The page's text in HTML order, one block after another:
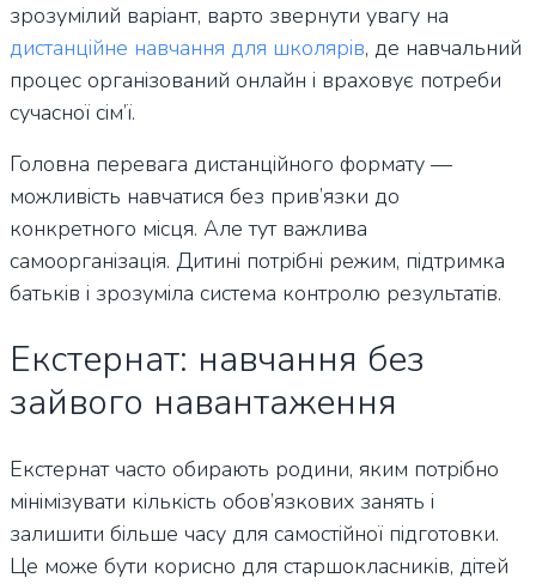
зрозумілий варіант, варто звернути увагу на
дистанційне навчання для школярів, де навчальний
процес організований онлайн і враховує потреби
сучасної сім’ї.
Головна перевага дистанційного формату —
можливість навчатися без прив’язки до
конкретного місця. Але тут важлива
самоорганізація. Дитині потрібні режим, підтримка
батьків і зрозуміла система контролю результатів.
Екстернат: навчання без
зайвого навантаження
Екстернат часто обирають родини, яким потрібно
мінімізувати кількість обов’язкових занять і
залишити більше часу для самостійної підготовки.
Це може бути корисно для старшокласників, дітей